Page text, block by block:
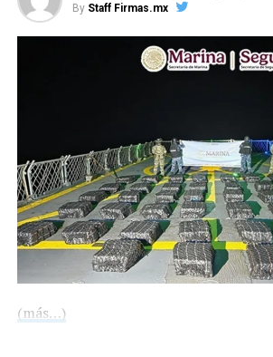
By Staff Firmas.mx
(más…)